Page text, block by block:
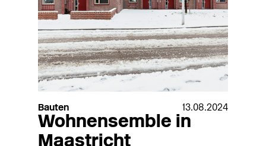
Bauten 13.08.2024
Wohnensemble in
Maastricht